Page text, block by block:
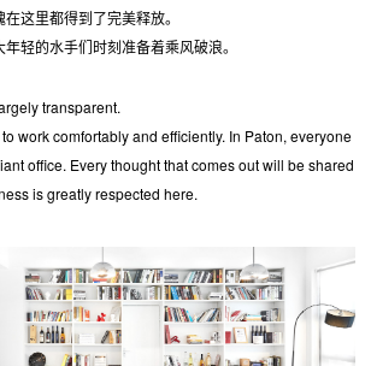
这里都得到了完美释放。
轻的水手们时刻准备着乘风破浪。
transparent.
work comfortably and efficiently. In Paton, everyone
office. Every thought that comes out will be shared
is greatly respected here.